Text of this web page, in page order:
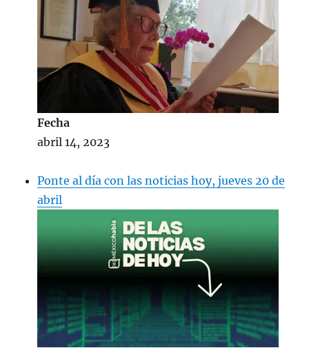
Fecha
abril 14, 2023
Ponte al día con las noticias hoy, jueves 20 de
abril